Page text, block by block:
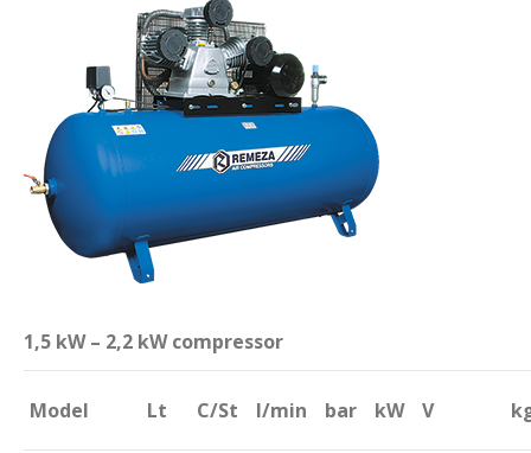
1,5 kW – 2,2 kW compressor
Model Lt C/St l/min bar kW V